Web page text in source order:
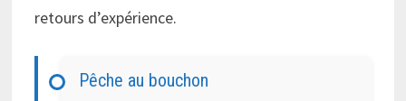
retours d’expérience.
Pêche au bouchon